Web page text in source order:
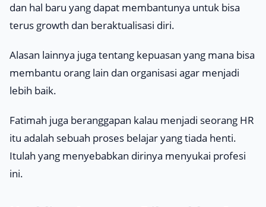
dan hal baru yang dapat membantunya untuk bisa
terus growth dan beraktualisasi diri.
Alasan lainnya juga tentang kepuasan yang mana bisa
membantu orang lain dan organisasi agar menjadi
lebih baik.
Fatimah juga beranggapan kalau menjadi seorang HR
itu adalah sebuah proses belajar yang tiada henti.
Itulah yang menyebabkan dirinya menyukai profesi
ini.